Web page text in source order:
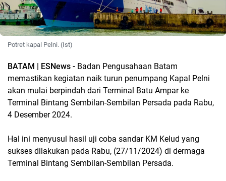
Potret kapal Pelni. (Ist)
BATAM | ESNews - Badan Pengusahaan Batam
memastikan kegiatan naik turun penumpang Kapal Pelni
akan mulai berpindah dari Terminal Batu Ampar ke
Terminal Bintang Sembilan-Sembilan Persada pada Rabu,
4 Desember 2024.
Hal ini menyusul hasil uji coba sandar KM Kelud yang
sukses dilakukan pada Rabu, (27/11/2024) di dermaga
Terminal Bintang Sembilan-Sembilan Persada.